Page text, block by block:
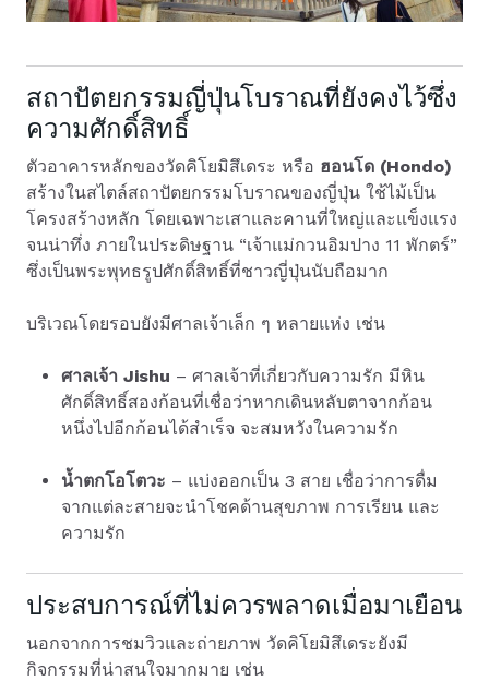
สถาปัตยกรรมญี่ปุ่นโบราณที่ยังคงไว้ซึ่ง
ความศักดิ์สิทธิ์
ตัวอาคารหลักของวัดคิโยมิสึเดระ หรือ ฮอนโด (Hondo)
สร้างในสไตล์สถาปัตยกรรมโบราณของญี่ปุ่น ใช้ไม้เป็น
โครงสร้างหลัก โดยเฉพาะเสาและคานที่ใหญ่และแข็งแรง
จนน่าทึ่ง ภายในประดิษฐาน “เจ้าแม่กวนอิมปาง 11 พักตร์”
ซึ่งเป็นพระพุทธรูปศักดิ์สิทธิ์ที่ชาวญี่ปุ่นนับถือมาก
บริเวณโดยรอบยังมีศาลเจ้าเล็ก ๆ หลายแห่ง เช่น
ศาลเจ้า Jishu – ศาลเจ้าที่เกี่ยวกับความรัก มีหิน
ศักดิ์สิทธิ์สองก้อนที่เชื่อว่าหากเดินหลับตาจากก้อน
หนึ่งไปอีกก้อนได้สำเร็จ จะสมหวังในความรัก
น้ำตกโอโตวะ – แบ่งออกเป็น 3 สาย เชื่อว่าการดื่ม
จากแต่ละสายจะนำโชคด้านสุขภาพ การเรียน และ
ความรัก
ประสบการณ์ที่ไม่ควรพลาดเมื่อมาเยือน
นอกจากการชมวิวและถ่ายภาพ วัดคิโยมิสึเดระยังมี
กิจกรรมที่น่าสนใจมากมาย เช่น